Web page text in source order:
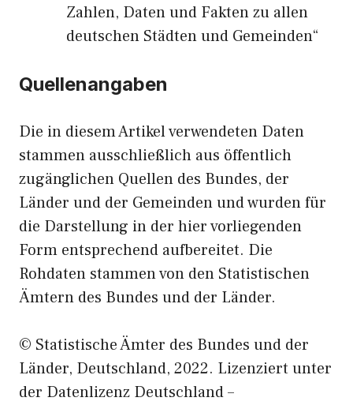
Zahlen, Daten und Fakten zu allen
deutschen Städten und Gemeinden“
Quellenangaben
Die in diesem Artikel verwendeten Daten
stammen ausschließlich aus öffentlich
zugänglichen Quellen des Bundes, der
Länder und der Gemeinden und wurden für
die Darstellung in der hier vorliegenden
Form entsprechend aufbereitet. Die
Rohdaten stammen von den Statistischen
Ämtern des Bundes und der Länder.
© Statistische Ämter des Bundes und der
Länder, Deutschland, 2022. Lizenziert unter
der Datenlizenz Deutschland –